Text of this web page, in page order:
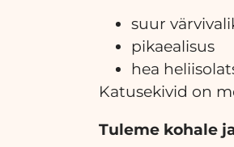
suur
pikaealisus
hea
Katusekivid on
Tuleme kohale